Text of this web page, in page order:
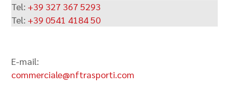
Tel: +39 327 367 5293
Tel: +39 0541 4184 50
E-mail:
commerciale@nftrasporti.com